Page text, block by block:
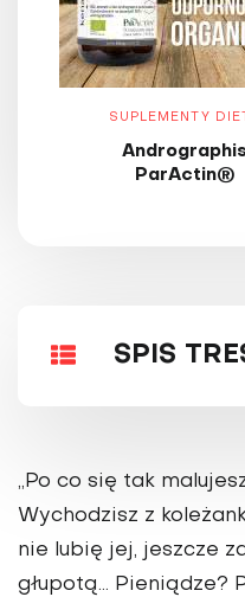
SUPLEMENTY
ParActin®
SPIS
„Po co się tak
Wychodzisz z
nie lubię jej, jeszcze
głupotą… Pieniądze?